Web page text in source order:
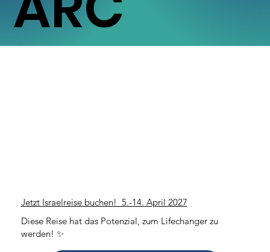
Jetzt Israelreise buchen! 5.-14. April 2027
Diese Reise hat das Potenzial, zum Lifechanger zu
werden! ✨